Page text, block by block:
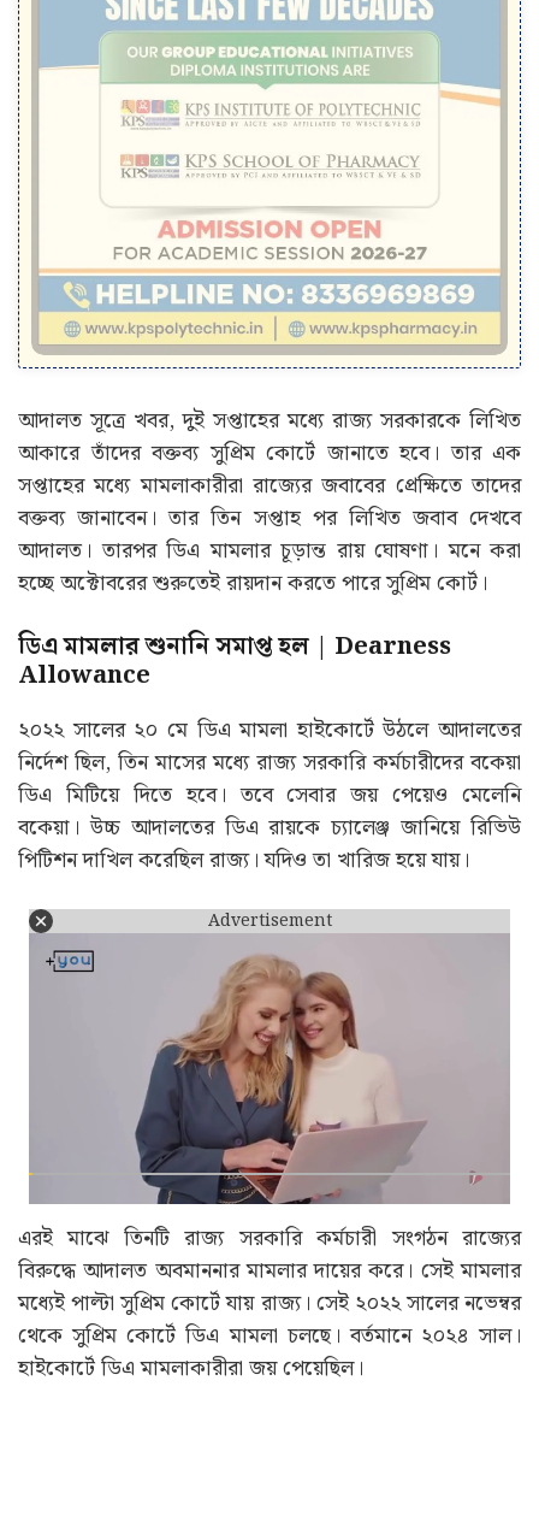
আদালত সূত্রে খবর, দুই সপ্তাহের মধ্যে রাজ্য সরকারকে লিখিত
আকারে তাঁদের বক্তব্য সুপ্রিম কোর্টে জানাতে হবে। তার এক
সপ্তাহের মধ্যে মামলাকারীরা রাজ্যের জবাবের প্রেক্ষিতে তাদের
বক্তব্য জানাবেন। তার তিন সপ্তাহ পর লিখিত জবাব দেখবে
আদালত। তারপর ডিএ মামলার চূড়ান্ত রায় ঘোষণা। মনে করা
হচ্ছে অক্টোবরের শুরুতেই রায়দান করতে পারে সুপ্রিম কোর্ট।
ডিএ মামলার শুনানি সমাপ্ত হল | Dearness
Allowance
২০২২ সালের ২০ মে ডিএ মামলা হাইকোর্টে উঠলে আদালতের
নির্দেশ ছিল, তিন মাসের মধ্যে রাজ্য সরকারি কর্মচারীদের বকেয়া
ডিএ মিটিয়ে দিতে হবে। তবে সেবার জয় পেয়েও মেলেনি
বকেয়া। উচ্চ আদালতের ডিএ রায়কে চ্যালেঞ্জ জানিয়ে রিভিউ
পিটিশন দাখিল করেছিল রাজ্য। যদিও তা খারিজ হয়ে যায়।
Advertisement
এরই মাঝে তিনটি রাজ্য সরকারি কর্মচারী সংগঠন রাজ্যের
বিরুদ্ধে আদালত অবমাননার মামলার দায়ের করে। সেই মামলার
মধ্যেই পাল্টা সুপ্রিম কোর্টে যায় রাজ্য। সেই ২০২২ সালের নভেম্বর
থেকে সুপ্রিম কোর্টে ডিএ মামলা চলছে। বর্তমানে ২০২৪ সাল।
হাইকোর্টে ডিএ মামলাকারীরা জয় পেয়েছিল।